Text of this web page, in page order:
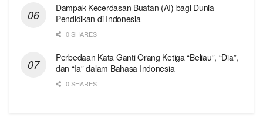
Dampak Kecerdasan Buatan (AI) bagi Dunia
Pendidikan di Indonesia
0 SHARES
Perbedaan Kata Ganti Orang Ketiga “Beliau”, “Dia”,
dan “Ia” dalam Bahasa Indonesia
0 SHARES